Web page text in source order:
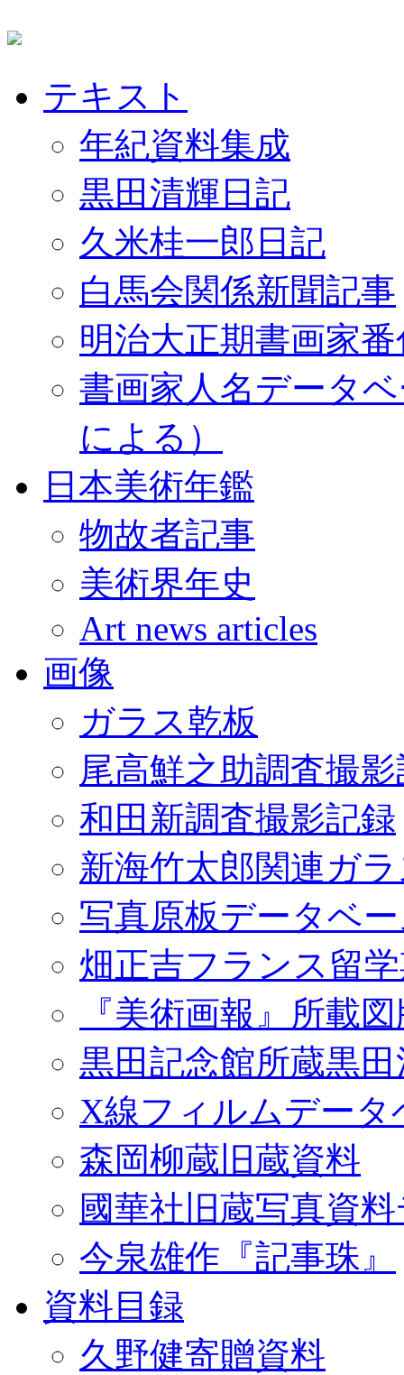
テキスト
年紀資料集成
黒田清輝日記
久米桂一郎日記
白馬会関係新聞記事
明治大正期書画家
書画家人名データ
による）
日本美術年鑑
物故者記事
美術界年史
Art news articles
画像
ガラス乾板
尾高鮮之助調査撮
和田新調査撮影記録
新海竹太郎関連ガ
写真原板データベ
畑正吉フランス留
『美術画報』所載
黒田記念館所蔵黒
X線フィルムデータ
森岡柳蔵旧蔵資料
國華社旧蔵写真資
今泉雄作『記事珠』
資料目録
久野健寄贈資料